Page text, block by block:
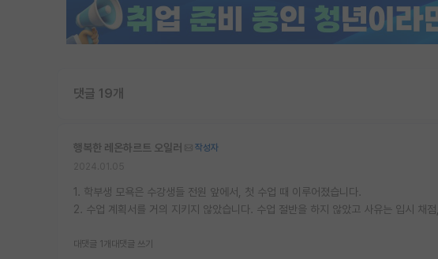
댓글 19개
행복한 레온하르트 오일러
작성자
1. 학부생 모욕은 수강생들 전원 앞에서, 첫 수업 때 이루어졌습니다.
2. 수업 계획서를 거의 지키지 않았습니다. 수업 절반을 하지 않았고 사유는 입시 채
대댓글 1개 대댓글 쓰기